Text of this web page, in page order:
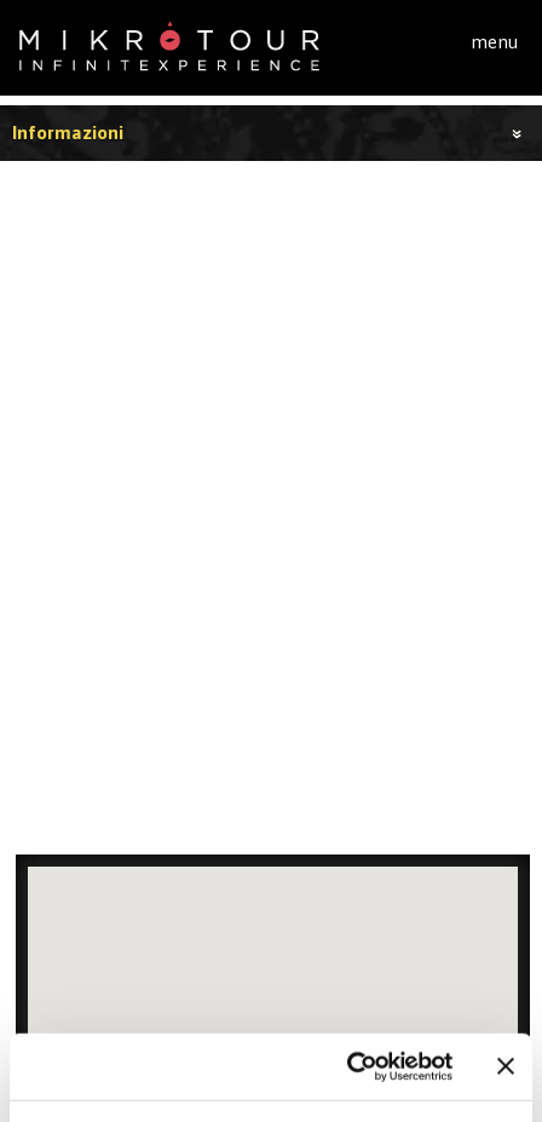
menu
Informazioni